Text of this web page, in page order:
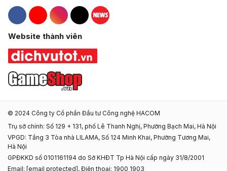
Hacom Facebook
Hacom YouTube
Hacom Instagram
Hacom TikTok
Website thành viên
© 2024 Công ty Cổ phần Đầu tư Công nghệ HACOM
Trụ sở chính: Số 129 + 131, phố Lê Thanh Nghị, Phường Bạch Mai, Hà Nội
VPGD: Tầng 3 Tòa nhà LILAMA, Số 124 Minh Khai, Phường Tương Mai,
Hà Nội
GPĐKKD số 0101161194 do Sở KHĐT Tp Hà Nội cấp ngày 31/8/2001
Email: [email protected] , Điện thoại: 1900 1903